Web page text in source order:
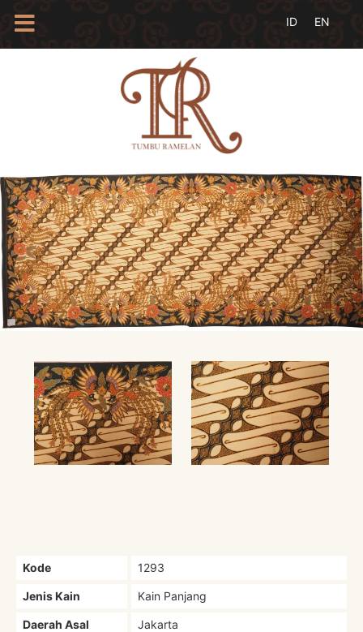
PROFIL
INSAN
BATIK
KAMUS
BATIK
KATALOG
BATIK
TANYA
LINKS
Kode 1293
Jenis Kain Kain Panjang
Daerah Asal Jakarta